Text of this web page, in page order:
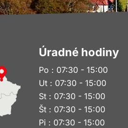
Úradné hodiny
Po : 07:30 - 15:00
Ut : 07:30 - 15:00
St : 07:30 - 15:00
Št : 07:30 - 15:00
Pi : 07:30 - 15:00